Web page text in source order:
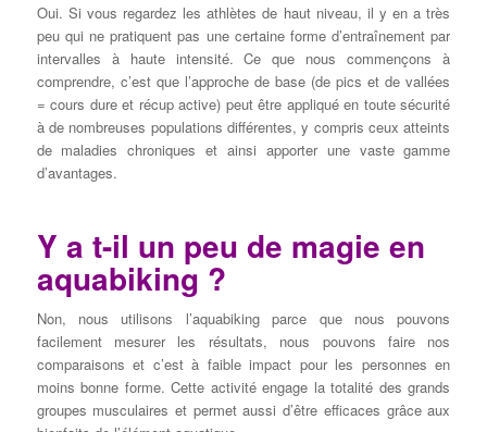
Oui. Si vous regardez les athlètes de haut niveau, il y en a très
peu qui ne pratiquent pas une certaine forme d’entraînement par
intervalles à haute intensité. Ce que nous commençons à
comprendre, c’est que l’approche de base (de pics et de vallées
= cours dure et récup active) peut être appliqué en toute sécurité
à de nombreuses populations différentes, y compris ceux atteints
de maladies chroniques et ainsi apporter une vaste gamme
d’avantages.
Y a t-il un peu de magie en
aquabiking ?
Non, nous utilisons l’aquabiking parce que nous pouvons
facilement mesurer les résultats, nous pouvons faire nos
comparaisons et c’est à faible impact pour les personnes en
moins bonne forme. Cette activité engage la totalité des grands
groupes musculaires et permet aussi d’être efficaces grâce aux